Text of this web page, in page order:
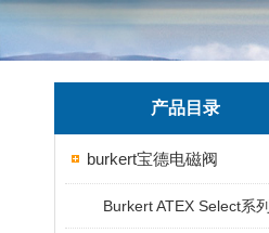
产品目录
burkert宝德电磁阀
Burkert ATEX Select系列